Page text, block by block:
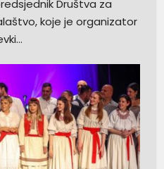
Društva za
koje je organizator